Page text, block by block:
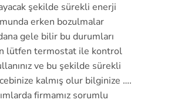
şekilde sürekli enerji
erken bozulmalar
gele bilir bu durumları
lütfen termostat ile kontrol
ve bu şekilde sürekli
kalmış olur bilginize ….
firmamız sorumlu